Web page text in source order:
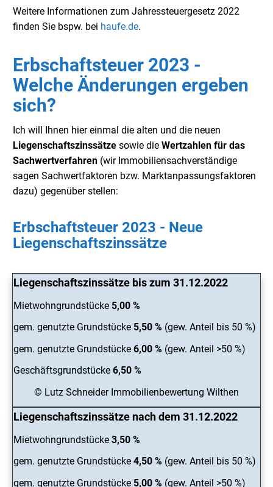
Weitere Informationen zum Jahressteuergesetz 2022
finden Sie bspw. bei haufe.de.
Erbschaftsteuer 2023 -
Welche Änderungen ergeben
sich?
Ich will Ihnen hier einmal die alten und die neuen
Liegenschaftszinssätze sowie die Wertzahlen für das
Sachwertverfahren (wir Immobiliensachverständige
sagen Sachwertfaktoren bzw. Marktanpassungsfaktoren
dazu) gegenüber stellen:
Erbschaftsteuer 2023 - Neue
Liegenschaftszinssätze
Liegenschaftszinssätze bis zum 31.12.2022
Mietwohngrundstücke 5,00 %
gem. genutzte Grundstücke 5,50 % (gew. Anteil bis 50 %)
gem. genutzte Grundstücke 6,00 % (gew. Anteil >50 %)
Geschäftsgrundstücke 6,50 %
© Lutz Schneider Immobilienbewertung Wilthen
Liegenschaftszinssätze nach dem 31.12.2022
Mietwohngrundstücke 3,50 %
gem. genutzte Grundstücke 4,50 % (gew. Anteil bis 50 %)
gem. genutzte Grundstücke 5,00 % (gew. Anteil >50 %)